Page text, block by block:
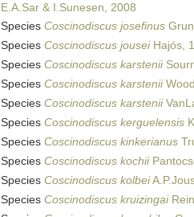
E.A.Sar & I.Sunesen, 2008
Species Coscinodiscus josefinus
Species Coscinodiscus jouseiHajós,
Species Coscinodiscus karstenii
Species Coscinodiscus karstenii
Species Coscinodiscus karstenii
Species Coscinodiscus kerguelensis
Species Coscinodiscus kinkerianus
Species Coscinodiscus kochii
Species Coscinodiscus kolbei
Species Coscinodiscus kruizingai